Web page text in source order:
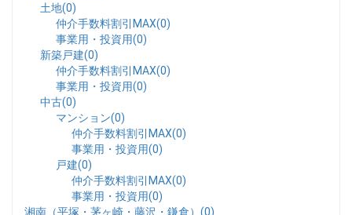
土地(0)
仲介手数料割引MAX(0)
事業用・投資用(0)
新築戸建(0)
仲介手数料割引MAX(0)
事業用・投資用(0)
中古(0)
マンション(0)
仲介手数料割引MAX(0)
事業用・投資用(0)
戸建(0)
仲介手数料割引MAX(0)
事業用・投資用(0)
湘南（平塚・茅ヶ崎・藤沢・鎌倉）(0)